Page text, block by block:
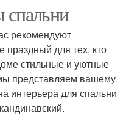
рекомендуют
для тех, кто
стильные и уютные
представляем вашему
интерьера для спальни